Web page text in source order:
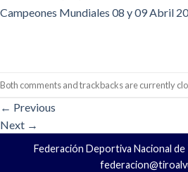
Campeones Mundiales 08 y 09 Abril
Both comments and trackbacks are currently
← Previous
Next →
Federación Deportiva Nacional